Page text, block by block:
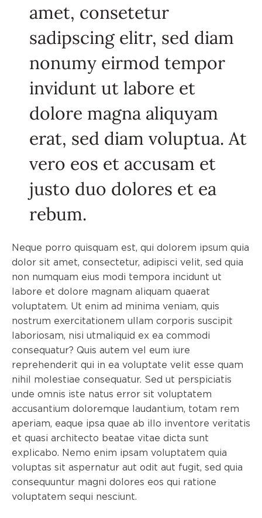
amet, consetetur
sadipscing elitr, sed diam
nonumy eirmod tempor
invidunt ut labore et
dolore magna aliquyam
erat, sed diam voluptua. At
vero eos et accusam et
justo duo dolores et ea
rebum.
Neque porro quisquam est, qui dolorem ipsum quia
dolor sit amet, consectetur, adipisci velit, sed quia
non numquam eius modi tempora incidunt ut
labore et dolore magnam aliquam quaerat
voluptatem. Ut enim ad minima veniam, quis
nostrum exercitationem ullam corporis suscipit
laboriosam, nisi utmaliquid ex ea commodi
consequatur? Quis autem vel eum iure
reprehenderit qui in ea voluptate velit esse quam
nihil molestiae consequatur. Sed ut perspiciatis
unde omnis iste natus error sit voluptatem
accusantium doloremque laudantium, totam rem
aperiam, eaque ipsa quae ab illo inventore veritatis
et quasi architecto beatae vitae dicta sunt
explicabo. Nemo enim ipsam voluptatem quia
voluptas sit aspernatur aut odit aut fugit, sed quia
consequuntur magni dolores eos qui ratione
voluptatem sequi nesciunt.